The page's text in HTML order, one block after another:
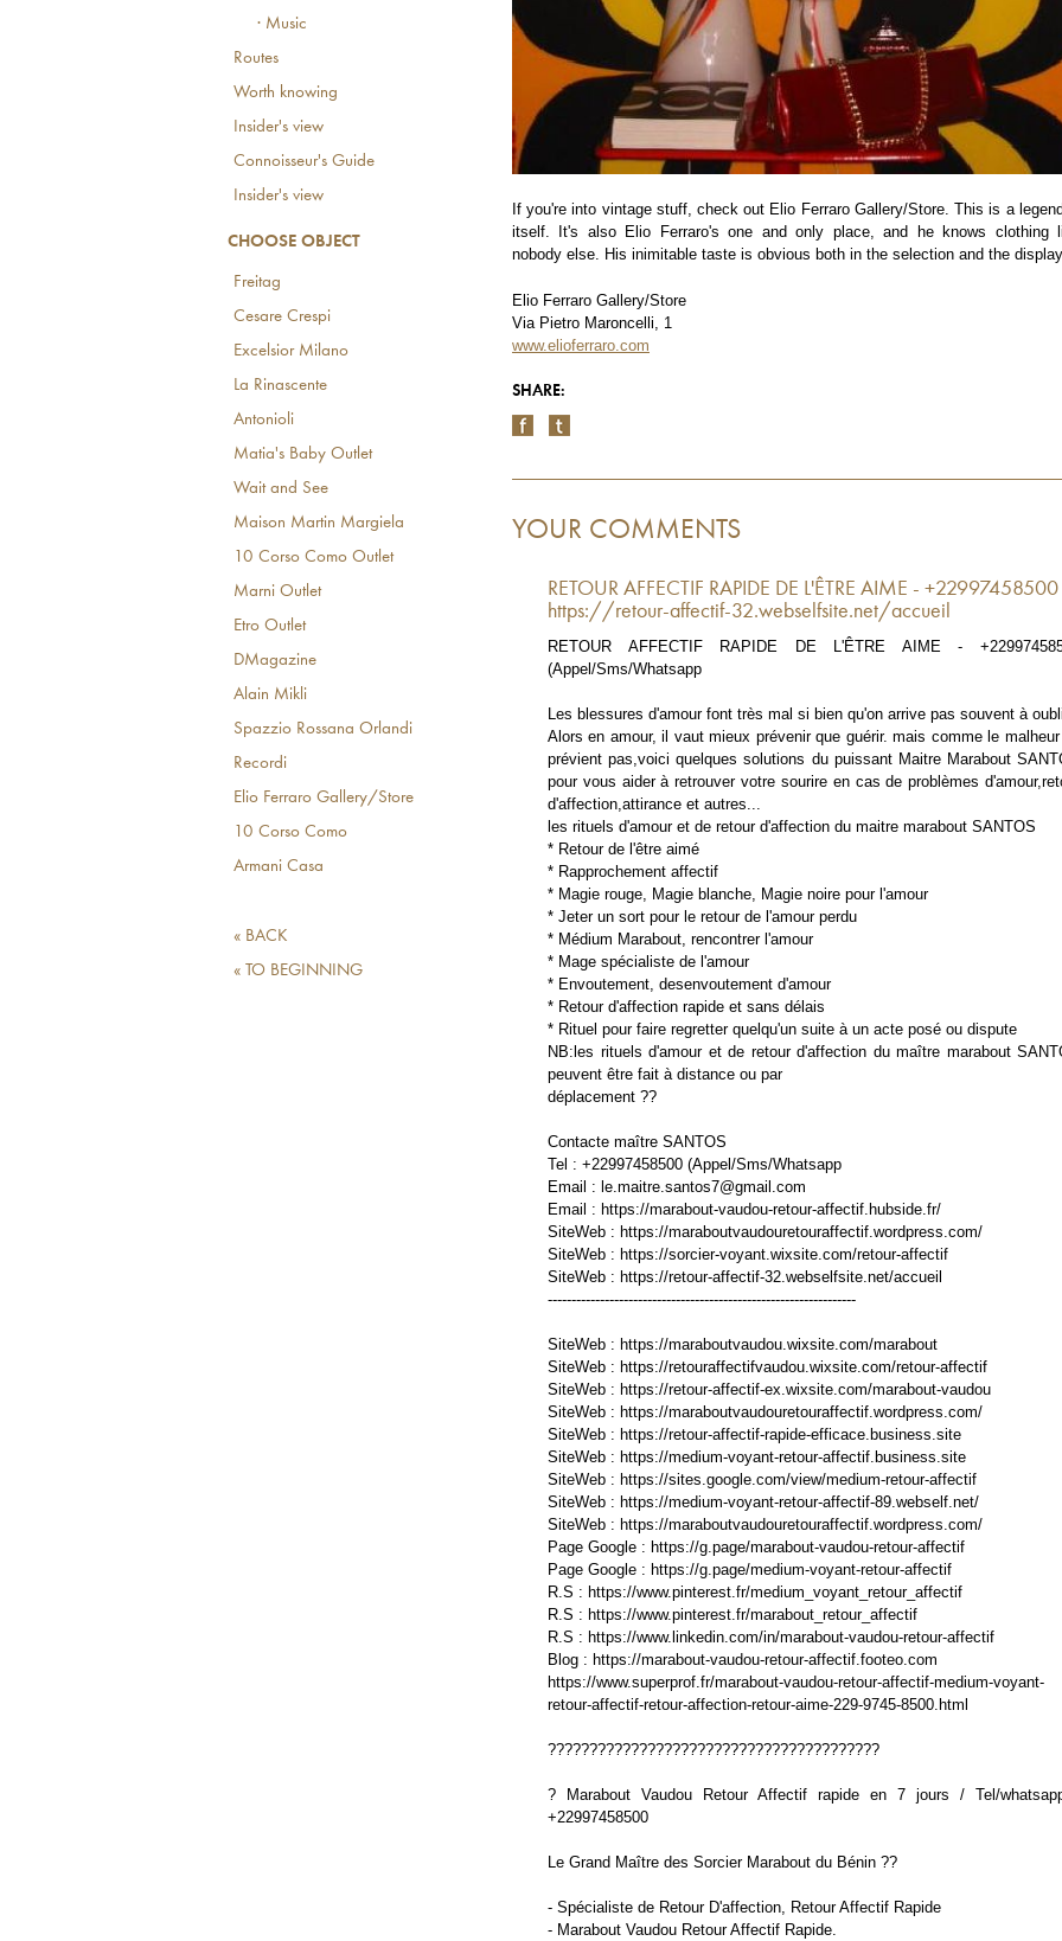
· Music
Routes
Worth knowing
Insider's view
Connoisseur's Guide
Insider's view
CHOOSE OBJECT
Freitag
Cesare Crespi
Excelsior Milano
La Rinascente
Antonioli
Matia's Baby Outlet
Wait and See
Maison Martin Margiela
10 Corso Como Outlet
Marni Outlet
Etro Outlet
DMagazine
Alain Mikli
Spazzio Rossana Orlandi
Recordi
Elio Ferraro Gallery/Store
10 Corso Como
Armani Casa
« BACK
« TO BEGINNING
If you're into vintage stuff, check out Elio Ferraro Gallery/Store. This is a
itself. It's also Elio Ferraro's one and only place, and he knows clothing
nobody else. His inimitable taste is obvious both in the selection and the
Elio Ferraro Gallery/Store
Via Pietro Maroncelli, 1
www.elioferraro.com
SHARE:
YOUR COMMENTS
RETOUR AFFECTIF RAPIDE DE L'ÊTRE AIME - +22997458500
https://retour-affectif-32.webselfsite.net/accueil
RETOUR AFFECTIF RAPIDE DE L'ÊTRE AIME -
(Appel/Sms/Whatsapp
Les blessures d'amour font très mal si bien qu'on arrive pas souvent à
Alors en amour, il vaut mieux prévenir que guérir. mais comme le
prévient pas,voici quelques solutions du puissant Maitre Marabout
pour vous aider à retrouver votre sourire en cas de problèmes
d'affection,attirance et autres...
les rituels d'amour et de retour d'affection du maitre marabout SANTOS
* Retour de l'être aimé
* Rapprochement affectif
* Magie rouge, Magie blanche, Magie noire pour l'amour
* Jeter un sort pour le retour de l'amour perdu
* Médium Marabout, rencontrer l'amour
* Mage spécialiste de l'amour
* Envoutement, desenvoutement d'amour
* Retour d'affection rapide et sans délais
* Rituel pour faire regretter quelqu'un suite à un acte posé ou dispute
NB:les rituels d'amour et de retour d'affection du maître marabout
peuvent être fait à distance ou par
déplacement ??
Contacte maître SANTOS
Tel : +22997458500 (Appel/Sms/Whatsapp
Email : le.maitre.santos7@gmail.com
Email : https://marabout-vaudou-retour-affectif.hubside.fr/
SiteWeb : https://maraboutvaudouretouraffectif.wordpress.com/
SiteWeb : https://sorcier-voyant.wixsite.com/retour-affectif
SiteWeb : https://retour-affectif-32.webselfsite.net/accueil
-----------------------------------------------------------------
SiteWeb : https://maraboutvaudou.wixsite.com/marabout
SiteWeb : https://retouraffectifvaudou.wixsite.com/retour-affectif
SiteWeb : https://retour-affectif-ex.wixsite.com/marabout-vaudou
SiteWeb : https://maraboutvaudouretouraffectif.wordpress.com/
SiteWeb : https://retour-affectif-rapide-efficace.business.site
SiteWeb : https://medium-voyant-retour-affectif.business.site
SiteWeb : https://sites.google.com/view/medium-retour-affectif
SiteWeb : https://medium-voyant-retour-affectif-89.webself.net/
SiteWeb : https://maraboutvaudouretouraffectif.wordpress.com/
Page Google : https://g.page/marabout-vaudou-retour-affectif
Page Google : https://g.page/medium-voyant-retour-affectif
R.S : https://www.pinterest.fr/medium_voyant_retour_affectif
R.S : https://www.pinterest.fr/marabout_retour_affectif
R.S : https://www.linkedin.com/in/marabout-vaudou-retour-affectif
Blog : https://marabout-vaudou-retour-affectif.footeo.com
https://www.superprof.fr/marabout-vaudou-retour-affectif-medium-voyant-
retour-affectif-retour-affection-retour-aime-229-9745-8500.html
????????????????????????????????????????
? Marabout Vaudou Retour Affectif rapide en 7 jours / Tel/
+22997458500
Le Grand Maître des Sorcier Marabout du Bénin ??
- Spécialiste de Retour D'affection, Retour Affectif Rapide
- Marabout Vaudou Retour Affectif Rapide.